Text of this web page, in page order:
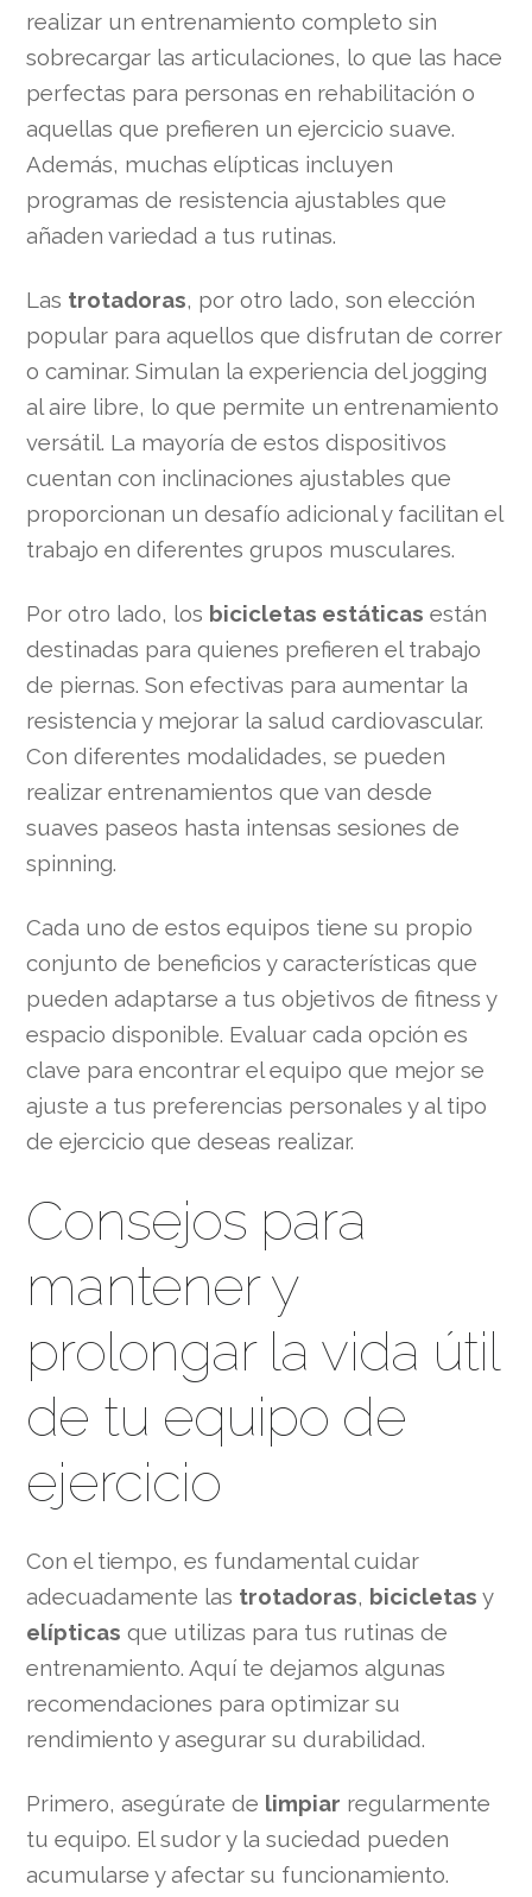
realizar un entrenamiento completo sin
sobrecargar las articulaciones, lo que las hace
perfectas para personas en rehabilitación o
aquellas que prefieren un ejercicio suave.
Además, muchas elípticas incluyen
programas de resistencia ajustables que
añaden variedad a tus rutinas.
Las trotadoras, por otro lado, son elección
popular para aquellos que disfrutan de correr
o caminar. Simulan la experiencia del jogging
al aire libre, lo que permite un entrenamiento
versátil. La mayoría de estos dispositivos
cuentan con inclinaciones ajustables que
proporcionan un desafío adicional y facilitan el
trabajo en diferentes grupos musculares.
Por otro lado, los bicicletas estáticas están
destinadas para quienes prefieren el trabajo
de piernas. Son efectivas para aumentar la
resistencia y mejorar la salud cardiovascular.
Con diferentes modalidades, se pueden
realizar entrenamientos que van desde
suaves paseos hasta intensas sesiones de
spinning.
Cada uno de estos equipos tiene su propio
conjunto de beneficios y características que
pueden adaptarse a tus objetivos de fitness y
espacio disponible. Evaluar cada opción es
clave para encontrar el equipo que mejor se
ajuste a tus preferencias personales y al tipo
de ejercicio que deseas realizar.
Consejos para
mantener y
prolongar la vida útil
de tu equipo de
ejercicio
Con el tiempo, es fundamental cuidar
adecuadamente las trotadoras, bicicletas y
elípticas que utilizas para tus rutinas de
entrenamiento. Aquí te dejamos algunas
recomendaciones para optimizar su
rendimiento y asegurar su durabilidad.
Primero, asegúrate de limpiar regularmente
tu equipo. El sudor y la suciedad pueden
acumularse y afectar su funcionamiento.